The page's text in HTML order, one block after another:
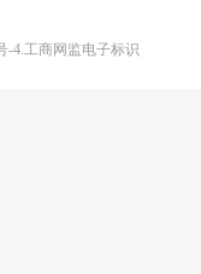
-4.工商网监电子标识